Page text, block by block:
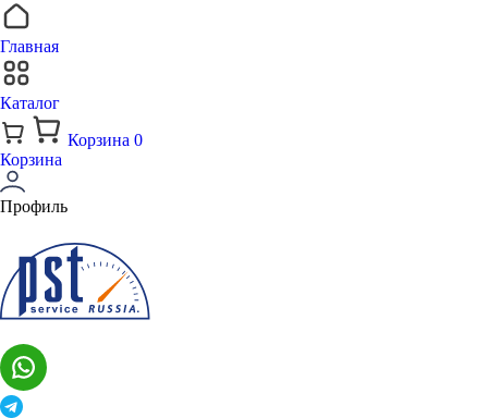
Главная
Каталог
Корзина 0
Корзина
Профиль